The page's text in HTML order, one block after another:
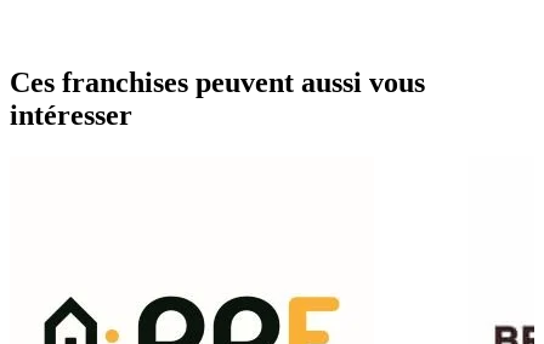
Ces franchises peuvent aussi vous
intéresser